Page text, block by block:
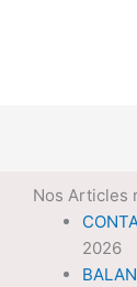
Nos Articles
2026